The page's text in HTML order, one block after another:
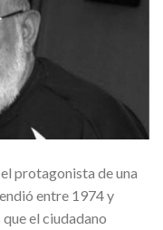
protagonista de una
entre 1974 y
el ciudadano